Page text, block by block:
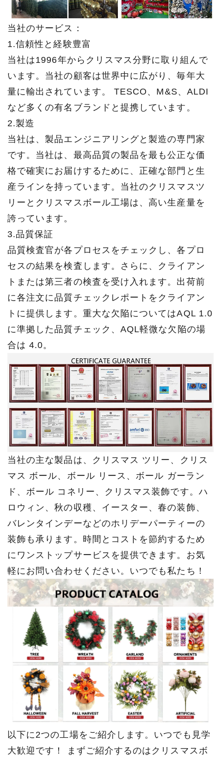
当社のサービス：
1.信頼性と経験豊富
当社は1996年からクリスマス分野に取り組んで
います。当社の顧客は世界中に広がり、毎年大
量に輸出されています。 TESCO、M&S、ALDI
など多くの有名ブランドと提携しています。
2.製造
当社は、製品エンジニアリングと製造の専門家
です。当社は、最高品質の製品を最も公正な価
格で確実にお届けするために、正確な部門と生
産ラインを持っています。当社のクリスマスツ
リーとクリスマスボール工場は、高い生産量を
誇っています。
3.品質保証
品質検査官が各プロセスをチェックし、各プロ
セスの結果を検査します。さらに、クライアン
トまたは第三者の検査を受け入れます。出荷前
に各注文に品質チェックレポートをクライアン
トに提供します。重大な欠陥についてはAQL 1.0
に準拠した品質チェック、AQL軽微な欠陥の場
合は 4.0。
当社の主な製品は、クリスマス ツリー、クリス
マス ボール、ボール リース、ボール ガーラン
ド、ボール コネリー、クリスマス装飾です。ハ
ロウィン、秋の収穫、イースター、春の装飾、
バレンタインデーなどのホリデーパーティーの
装飾も承ります。時間とコストを節約するため
にワンストップサービスを提供できます。お気
軽にお問い合わせください。いつでも私たち！
以下に2つの工場をご紹介します。いつでも見学
大歓迎です！ まずご紹介するのはクリスマスボ